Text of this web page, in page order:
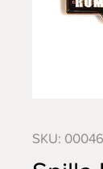
SKU: 00046